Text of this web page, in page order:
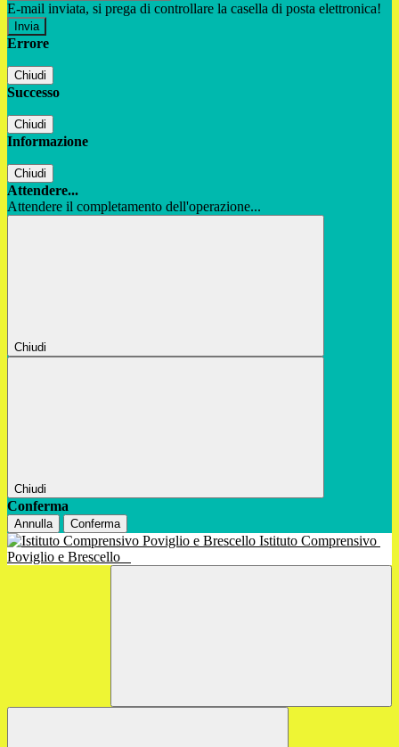
E-mail inviata, si prega di controllare la casella di posta elettronica!
Errore
Chiudi
Successo
Chiudi
Informazione
Chiudi
Attendere...
Attendere il completamento dell'operazione...
Chiudi
Chiudi
Conferma
Annulla Conferma
Istituto Comprensivo
Poviglio e Brescello